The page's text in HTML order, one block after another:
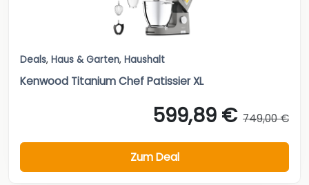
Deals, Haus & Garten, Haushalt
Kenwood Titanium Chef Patissier XL
599,89 € 749,00 €
Zum Deal